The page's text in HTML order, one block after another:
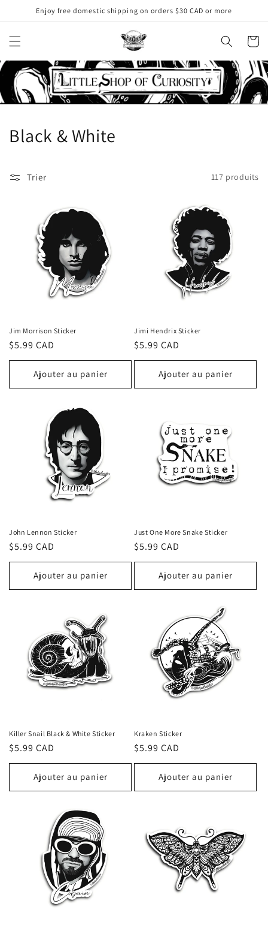
passer
contenu
Enjoy free domestic shipping on orders $30 CAD or more
Panier
C
l
o
n
:
Black & White
Trier 117 produits
Jim Morrison Sticker
Prix
habituel
$5.99 CAD
Ajouter au panier
Jimi Hendrix Sticker
Prix
habituel
$5.99 CAD
Ajouter au panier
John Lennon Sticker
Prix
habituel
$5.99 CAD
Ajouter au panier
Just One More Snake Sticker
Prix
habituel
$5.99 CAD
Ajouter au panier
Killer Snail Black & White Sticker
Prix
habituel
$5.99 CAD
Ajouter au panier
Kraken Sticker
Prix
habituel
$5.99 CAD
Ajouter au panier